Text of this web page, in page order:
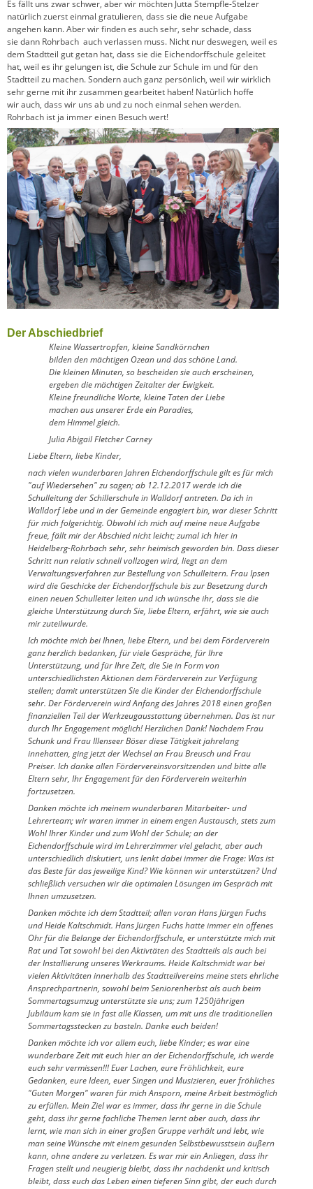
Es fällt uns zwar schwer, aber wir möchten Jutta Stempfle-Stelzer
natürlich zuerst einmal gratulieren, dass sie die neue Aufgabe
angehen kann. Aber wir finden es auch sehr, sehr schade, dass
sie dann Rohrbach auch verlassen muss. Nicht nur deswegen, weil es
dem Stadtteil gut getan hat, dass sie die Eichendorffschule geleitet
hat, weil es ihr gelungen ist, die Schule zur Schule im und für den
Stadtteil zu machen. Sondern auch ganz persönlich, weil wir wirklich
sehr gerne mit ihr zusammen gearbeitet haben! Natürlich hoffe
wir auch, dass wir uns ab und zu noch einmal sehen werden.
Rohrbach ist ja immer einen Besuch wert!
Der Abschiedbrief
Kleine Wassertropfen, kleine Sandkörnchen
bilden den mächtigen Ozean und das schöne Land.
Die kleinen Minuten, so bescheiden sie auch erscheinen,
ergeben die mächtigen Zeitalter der Ewigkeit.
Kleine freundliche Worte, kleine Taten der Liebe
machen aus unserer Erde ein Paradies,
dem Himmel gleich.
Julia Abigail Fletcher Carney
Liebe Eltern, liebe Kinder,
nach vielen wunderbaren Jahren Eichendorffschule gilt es für mich
"auf Wiedersehen" zu sagen; ab 12.12.2017 werde ich die
Schulleitung der Schillerschule in Walldorf antreten. Da ich in
Walldorf lebe und in der Gemeinde engagiert bin, war dieser Schritt
für mich folgerichtig. Obwohl ich mich auf meine neue Aufgabe
freue, fällt mir der Abschied nicht leicht; zumal ich hier in
Heidelberg-Rohrbach sehr, sehr heimisch geworden bin. Dass dieser
Schritt nun relativ schnell vollzogen wird, liegt an dem
Verwaltungsverfahren zur Bestellung von Schulleitern. Frau Ipsen
wird die Geschicke der Eichendorffschule bis zur Besetzung durch
einen neuen Schulleiter leiten und ich wünsche ihr, dass sie die
gleiche Unterstützung durch Sie, liebe Eltern, erfährt, wie sie auch
mir zuteilwurde.
Ich möchte mich bei Ihnen, liebe Eltern, und bei dem Förderverein
ganz herzlich bedanken, für viele Gespräche, für Ihre
Unterstützung, und für Ihre Zeit, die Sie in Form von
unterschiedlichsten Aktionen dem Förderverein zur Verfügung
stellen; damit unterstützen Sie die Kinder der Eichendorffschule
sehr. Der Förderverein wird Anfang des Jahres 2018 einen großen
finanziellen Teil der Werkzeugausstattung übernehmen. Das ist nur
durch Ihr Engagement möglich! Herzlichen Dank! Nachdem Frau
Schunk und Frau Illenseer Böser diese Tätigkeit jahrelang
innehatten, ging jetzt der Wechsel an Frau Breusch und Frau
Preiser. Ich danke allen Fördervereinsvorsitzenden und bitte alle
Eltern sehr, Ihr Engagement für den Förderverein weiterhin
fortzusetzen.
Danken möchte ich meinem wunderbaren Mitarbeiter- und
Lehrerteam; wir waren immer in einem engen Austausch, stets zum
Wohl Ihrer Kinder und zum Wohl der Schule; an der
Eichendorffschule wird im Lehrerzimmer viel gelacht, aber auch
unterschiedlich diskutiert, uns lenkt dabei immer die Frage: Was ist
das Beste für das jeweilige Kind? Wie können wir unterstützen? Und
schließlich versuchen wir die optimalen Lösungen im Gespräch mit
Ihnen umzusetzen.
Danken möchte ich dem Stadtteil; allen voran Hans Jürgen Fuchs
und Heide Kaltschmidt. Hans Jürgen Fuchs hatte immer ein offenes
Ohr für die Belange der Eichendorffschule, er unterstützte mich mit
Rat und Tat sowohl bei den Aktivtäten des Stadtteils als auch bei
der Installierung unseres Werkraums. Heide Kaltschmidt war bei
vielen Aktivitäten innerhalb des Stadtteilvereins meine stets ehrliche
Ansprechpartnerin, sowohl beim Seniorenherbst als auch beim
Sommertagsumzug unterstützte sie uns; zum 1250jährigen
Jubiläum kam sie in fast alle Klassen, um mit uns die traditionellen
Sommertagsstecken zu basteln. Danke euch beiden!
Danken möchte ich vor allem euch, liebe Kinder; es war eine
wunderbare Zeit mit euch hier an der Eichendorffschule, ich werde
euch sehr vermissen!!! Euer Lachen, eure Fröhlichkeit, eure
Gedanken, eure Ideen, euer Singen und Musizieren, euer fröhliches
"Guten Morgen" waren für mich Ansporn, meine Arbeit bestmöglich
zu erfüllen. Mein Ziel war es immer, dass ihr gerne in die Schule
geht, dass ihr gerne fachliche Themen lernt aber auch, dass ihr
lernt, wie man sich in einer großen Gruppe verhält und lebt, wie
man seine Wünsche mit einem gesunden Selbstbewusstsein äußern
kann, ohne andere zu verletzen. Es war mir ein Anliegen, dass ihr
Fragen stellt und neugierig bleibt, dass ihr nachdenkt und kritisch
bleibt, dass euch das Leben einen tieferen Sinn gibt, der euch durch